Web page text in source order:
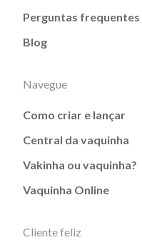
Perguntas frequentes
Blog
Navegue
Como criar e lançar
Central da vaquinha
Vakinha ou vaquinha?
Vaquinha Online
Cliente feliz